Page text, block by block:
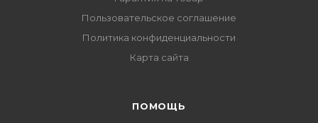
Пользовательское соглашение
Политика конфиденциальности
Карта сайта
ПОМОЩЬ